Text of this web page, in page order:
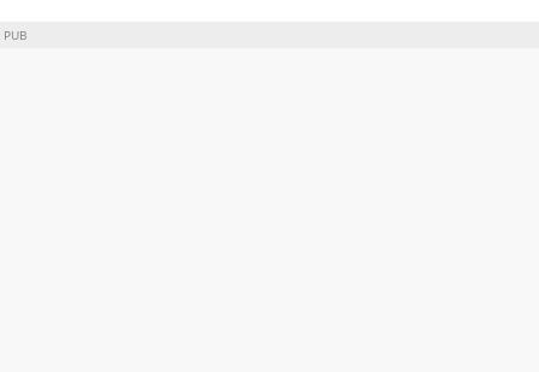
PUB